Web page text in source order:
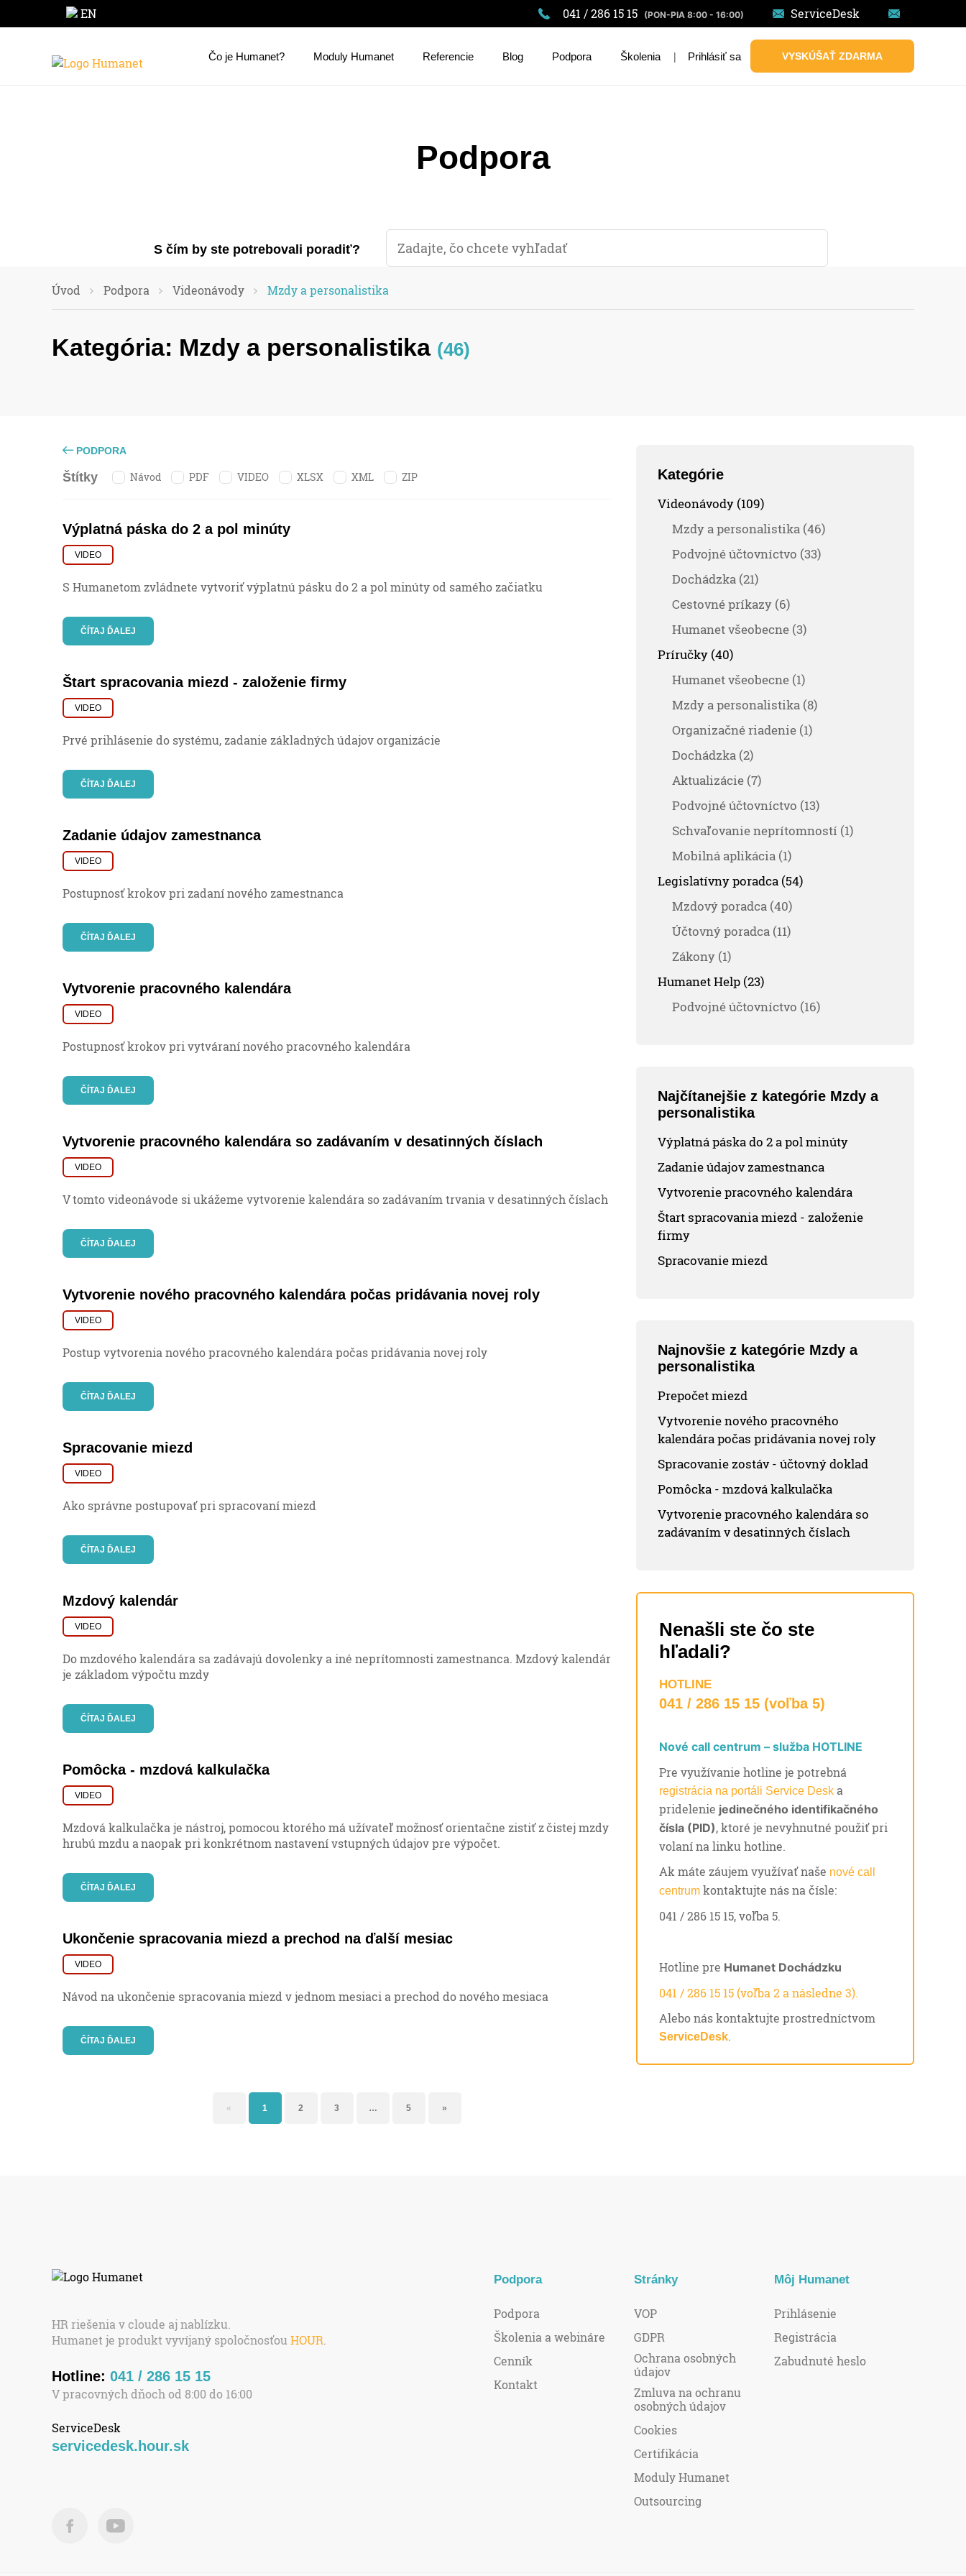
EN 041 / 286 15 15 (PON-PIA 8:00 - 16:00) ServiceDesk
Čo je Humanet? Moduly Humanet Referencie Blog Podpora Školenia | Prihlásiť sa VYSKÚŠAŤ ZDARMA
Podpora
S čím by ste potrebovali poradiť?
Úvod Podpora Videonávody Mzdy a personalistika
Kategória: Mzdy a personalistika (46)
PODPORA
Štítky Návod PDF VIDEO XLSX XML ZIP
Výplatná páska do 2 a pol minúty
VIDEO
S Humanetom zvládnete vytvoriť výplatnú pásku do 2 a pol minúty od samého začiatku
ČÍTAJ ĎALEJ
Štart spracovania miezd - založenie firmy
VIDEO
Prvé prihlásenie do systému, zadanie základných údajov organizácie
ČÍTAJ ĎALEJ
Zadanie údajov zamestnanca
VIDEO
Postupnosť krokov pri zadaní nového zamestnanca
ČÍTAJ ĎALEJ
Vytvorenie pracovného kalendára
VIDEO
Postupnosť krokov pri vytváraní nového pracovného kalendára
ČÍTAJ ĎALEJ
Vytvorenie pracovného kalendára so zadávaním v desatinných číslach
VIDEO
V tomto videonávode si ukážeme vytvorenie kalendára so zadávaním trvania v desatinných číslach
ČÍTAJ ĎALEJ
Vytvorenie nového pracovného kalendára počas pridávania novej roly
VIDEO
Postup vytvorenia nového pracovného kalendára počas pridávania novej roly
ČÍTAJ ĎALEJ
Spracovanie miezd
VIDEO
Ako správne postupovať pri spracovaní miezd
ČÍTAJ ĎALEJ
Mzdový kalendár
VIDEO
Do mzdového kalendára sa zadávajú dovolenky a iné neprítomnosti zamestnanca. Mzdový kalendár
je základom výpočtu mzdy
ČÍTAJ ĎALEJ
Pomôcka - mzdová kalkulačka
VIDEO
Mzdová kalkulačka je nástroj, pomocou ktorého má užívateľ možnosť orientačne zistiť z čistej mzdy
hrubú mzdu a naopak pri konkrétnom nastavení vstupných údajov pre výpočet.
ČÍTAJ ĎALEJ
Ukončenie spracovania miezd a prechod na ďalší mesiac
VIDEO
Návod na ukončenie spracovania miezd v jednom mesiaci a prechod do nového mesiaca
ČÍTAJ ĎALEJ
« 1 2 3 … 5 »
Kategórie
Videonávody (109)
Mzdy a personalistika (46)
Podvojné účtovníctvo (33)
Dochádzka (21)
Cestovné príkazy (6)
Humanet všeobecne (3)
Príručky (40)
Humanet všeobecne (1)
Mzdy a personalistika (8)
Organizačné riadenie (1)
Dochádzka (2)
Aktualizácie (7)
Podvojné účtovníctvo (13)
Schvaľovanie neprítomností (1)
Mobilná aplikácia (1)
Legislatívny poradca (54)
Mzdový poradca (40)
Účtovný poradca (11)
Zákony (1)
Humanet Help (23)
Podvojné účtovníctvo (16)
Najčítanejšie z kategórie Mzdy a
personalistika
Výplatná páska do 2 a pol minúty
Zadanie údajov zamestnanca
Vytvorenie pracovného kalendára
Štart spracovania miezd - založenie
firmy
Spracovanie miezd
Najnovšie z kategórie Mzdy a
personalistika
Prepočet miezd
Vytvorenie nového pracovného
kalendára počas pridávania novej roly
Spracovanie zostáv - účtovný doklad
Pomôcka - mzdová kalkulačka
Vytvorenie pracovného kalendára so
zadávaním v desatinných číslach
Nenašli ste čo ste
hľadali?
HOTLINE
041 / 286 15 15 (voľba 5)
Nové call centrum – služba HOTLINE
Pre využívanie hotline je potrebná
registrácia na portáli Service Desk a
pridelenie jedinečného identifikačného
čísla (PID), ktoré je nevyhnutné použiť pri
volaní na linku hotline.
Ak máte záujem využívať naše nové call
centrum kontaktujte nás na čísle:
041 / 286 15 15, voľba 5.
Hotline pre Humanet Dochádzku
041 / 286 15 15 (voľba 2 a následne 3).
Alebo nás kontaktujte prostredníctvom
ServiceDesk.
HR riešenia v cloude aj nablízku.
Humanet je produkt vyvíjaný spoločnosťou HOUR
Hotline: 041 / 286 15 15
V pracovných dňoch od 8:00 do 16:00
ServiceDesk
servicedesk.hour.sk
Podpora
Podpora
Školenia a webináre
Cenník
Kontakt
Stránky
VOP
GDPR
Ochrana osobných
údajov
Zmluva na ochranu
osobných údajov
Cookies
Certifikácia
Moduly Humanet
Outsourcing
Môj Humanet
Prihlásenie
Registrácia
Zabudnuté heslo